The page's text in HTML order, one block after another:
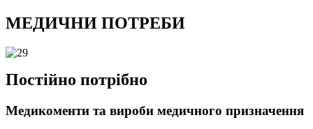
МЕДИЧНИ ПОТРЕБИ
Постійно потрібно
Медикоменти та вироби медичного призначення